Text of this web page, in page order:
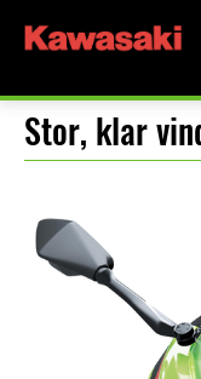
Stor, klar